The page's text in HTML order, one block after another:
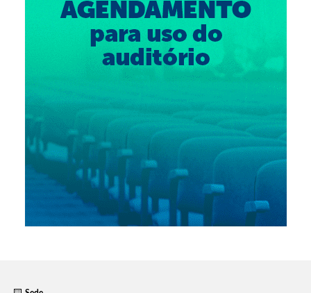
Para Você
Procedimento para registro
Clube de Vantagens
Valores dos serviços
Reserva de auditório
Notícias
Ouvidoria
Contatos